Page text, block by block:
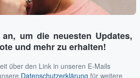
um die neuesten Updates,
und mehr zu erhalten!
über den Link in unseren E-Mails
Datenschutzerklärung für weitere